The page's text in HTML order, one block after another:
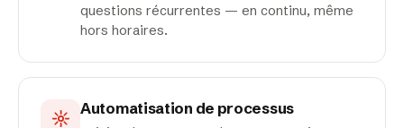
questions récurrentes — en continu, même
hors horaires.
Automatisation de processus